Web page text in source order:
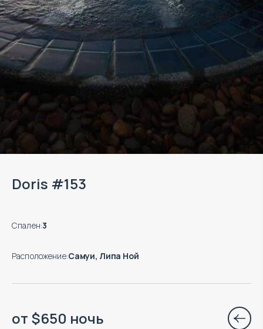
Doris #153
Спален:3
Расположение:Самуи, Липа Ной
от $650 ночь